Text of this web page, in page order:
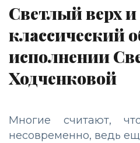
Светлый верх
классический
исполнении
Ходченковой
Многие считают,
несовременно, ведь